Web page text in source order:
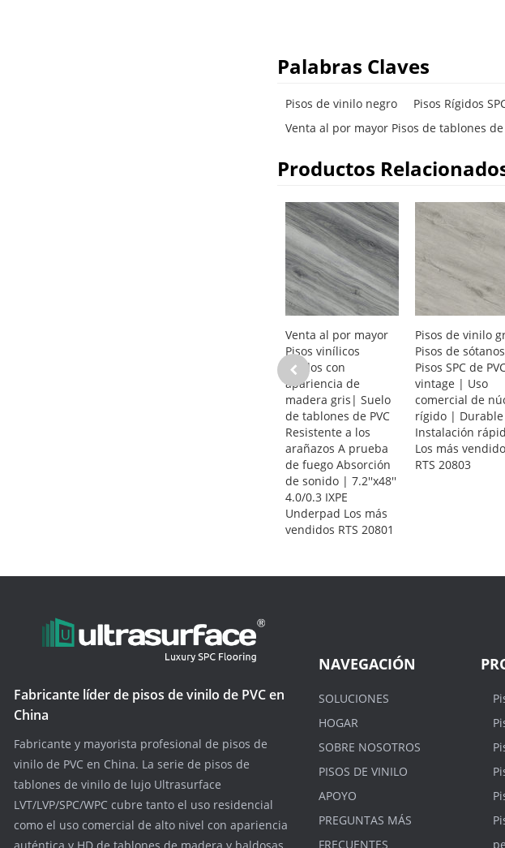
Palabras Claves
Pisos de vinilo negro Pisos Rígidos
Venta al por mayor Pisos de tablones
Productos
Venta al por mayor
Pisos vinílicos
rígidos con
apariencia de
madera gris| Suelo
de tablones de PVC
Resistente a los
arañazos A prueba
de fuego Absorción
de sonido | 7.2''x48''
4.0/0.3 IXPE
Underpad Los más
vendidos RTS 20801
Pisos de vinilo
Pisos de sótanos
Pisos SPC de
vintage | Uso
comercial de
rígido | Durable
Instalación
Los más
RTS 20803
Fabricante líder de pisos de vinilo de PVC en
China
Fabricante y mayorista profesional de pisos de
vinilo de PVC en China. La serie de pisos de
tablones de vinilo de lujo Ultrasurface
LVT/LVP/SPC/WPC cubre tanto el uso residencial
como el uso comercial de alto nivel con apariencia
NAVEGACIÓN
SOLUCIONES
HOGAR
SOBRE NOSOTROS
PISOS DE VINILO
APOYO
PREGUNTAS MÁS
FRECUENTES